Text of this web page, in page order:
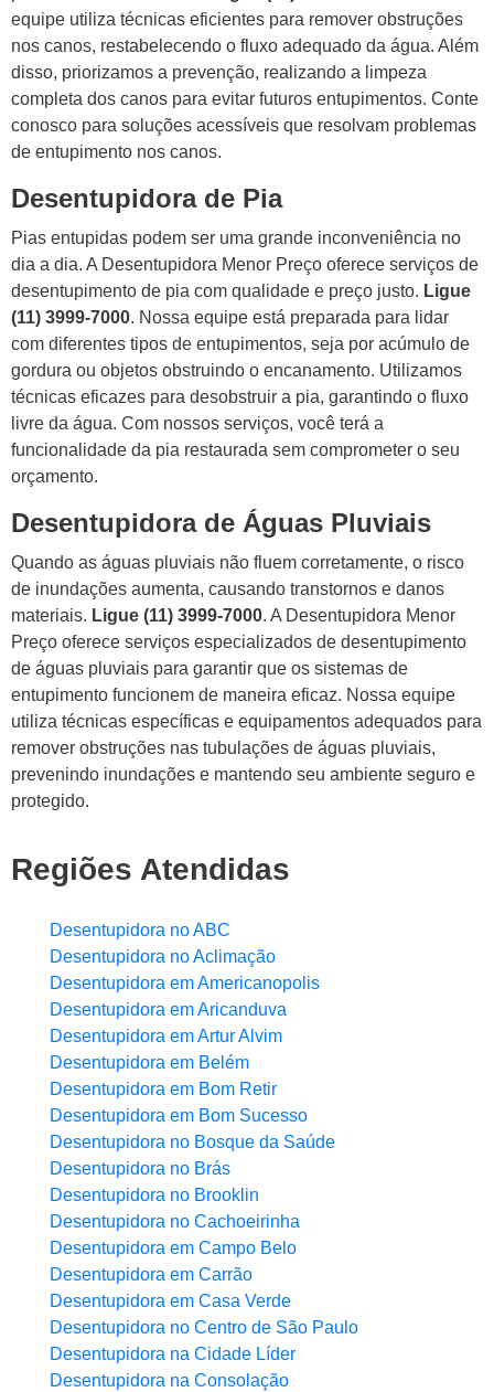
equipe utiliza técnicas eficientes para remover obstruções
nos canos, restabelecendo o fluxo adequado da água. Além
disso, priorizamos a prevenção, realizando a limpeza
completa dos canos para evitar futuros entupimentos. Conte
conosco para soluções acessíveis que resolvam problemas
de entupimento nos canos.
Desentupidora de Pia
Pias entupidas podem ser uma grande inconveniência no
dia a dia. A Desentupidora Menor Preço oferece serviços de
desentupimento de pia com qualidade e preço justo. Ligue
(11) 3999-7000. Nossa equipe está preparada para lidar
com diferentes tipos de entupimentos, seja por acúmulo de
gordura ou objetos obstruindo o encanamento. Utilizamos
técnicas eficazes para desobstruir a pia, garantindo o fluxo
livre da água. Com nossos serviços, você terá a
funcionalidade da pia restaurada sem comprometer o seu
orçamento.
Desentupidora de Águas Pluviais
Quando as águas pluviais não fluem corretamente, o risco
de inundações aumenta, causando transtornos e danos
materiais. Ligue (11) 3999-7000. A Desentupidora Menor
Preço oferece serviços especializados de desentupimento
de águas pluviais para garantir que os sistemas de
entupimento funcionem de maneira eficaz. Nossa equipe
utiliza técnicas específicas e equipamentos adequados para
remover obstruções nas tubulações de águas pluviais,
prevenindo inundações e mantendo seu ambiente seguro e
protegido.
Regiões Atendidas
Desentupidora no ABC
Desentupidora no Aclimação
Desentupidora em Americanopolis
Desentupidora em Aricanduva
Desentupidora em Artur Alvim
Desentupidora em Belém
Desentupidora em Bom Retir
Desentupidora em Bom Sucesso
Desentupidora no Bosque da Saúde
Desentupidora no Brás
Desentupidora no Brooklin
Desentupidora no Cachoeirinha
Desentupidora em Campo Belo
Desentupidora em Carrão
Desentupidora em Casa Verde
Desentupidora no Centro de São Paulo
Desentupidora na Cidade Líder
Desentupidora na Consolação